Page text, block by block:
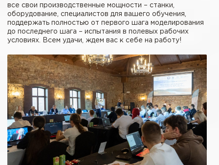
все свои производственные мощности – станки,
оборудование, специалистов для вашего обучения,
поддержать полностью от первого шага моделирования
до последнего шага – испытания в полевых рабочих
условиях. Всем удачи, ждем вас к себе на работу!